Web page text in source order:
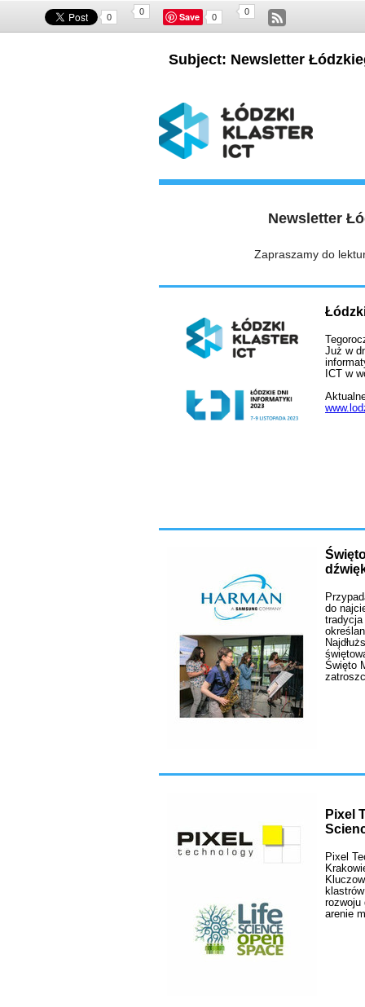
0
0 Save 0
0
Subject: Newsletter
Newsletter
Zapraszamy do
Już w
ICT w
do
Święto
Pixel
Pixel
rozwoju
arenie